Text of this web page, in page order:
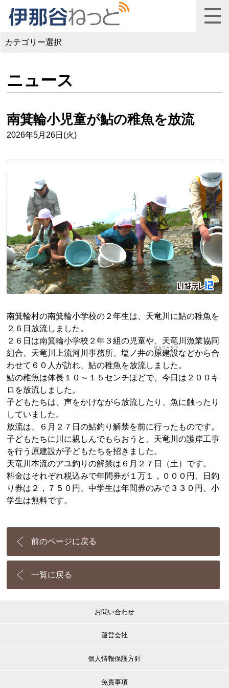
カテゴリー選択
ニュース
南箕輪小児童が鮎の稚魚を放流
2026年5月26日(火)
南箕輪村の南箕輪小学校の２年生は、天竜川に鮎の稚魚を
２６日放流しました。
２６日は南箕輪小学校２年３組の児童や、天竜川漁業協同
組合、天竜川上流河川事務所、塩ノ井の原建設
はらけんせつ
などから合
わせて６０人が訪れ、鮎の稚魚を放流しました。
鮎の稚魚は体長１０～１５センチほどで、今日は２００キ
ロを放流しました。
子どもたちは、声をかけながら放流したり、魚に触ったり
していました。
放流は、６月２７日の鮎釣り解禁を前に行ったものです。
子どもたちに川に親しんでもらおうと、天竜川の護岸工事
を行う原建設が子どもたちを招きました。
天竜川本流のアユ釣りの解禁は６月２７日（土）です。
料金はそれぞれ税込みで年間券が１万１，０００円、日釣
り券は２，７５０円、中学生は年間券のみで３３０円、小
学生は無料です。
前のページに戻る
一覧に戻る
お問い合わせ
運営会社
個人情報保護方針
免責事項